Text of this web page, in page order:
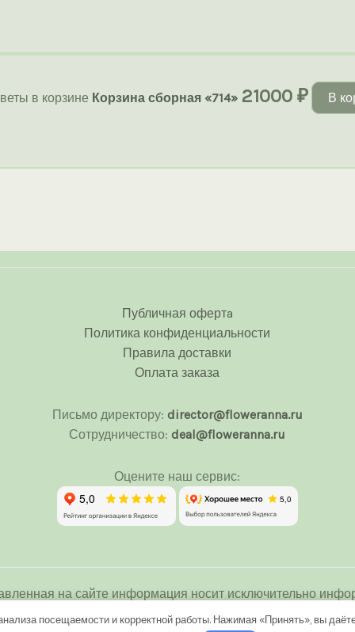
в корзине Корзина сборная «714» 21000 ₽ В
Публичная офертa
Политика конфиденциальности
Правила доставки
Оплата заказа
Письмо директору: director@floweranna.ru
Сотрудничество:deal@floweranna.ru
Оцените наш сервис:
на сайте информация носит исключительно
положениями Статьи 437(2) Гражданского
посещаемости и корректной работы. Нажимая «Принять», вы